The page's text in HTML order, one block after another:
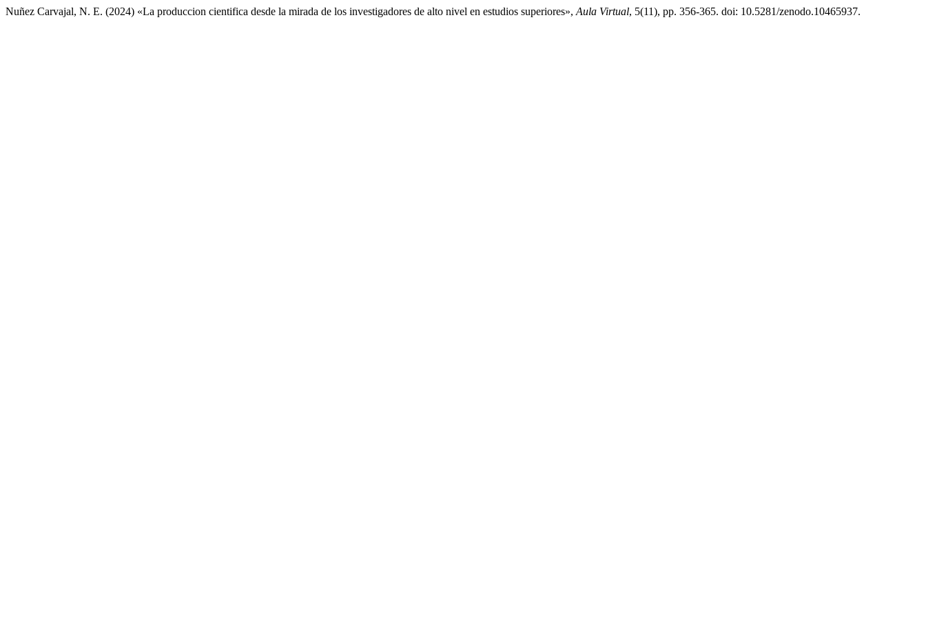
Nuñez Carvajal, N. E. (2024) «La produccion cientifica desde la mirada de los investigadores de alto nivel en estudios superiores», Aula Virtual, 5(11), pp. 356-365. doi: 10.5281/zenodo.10465937.